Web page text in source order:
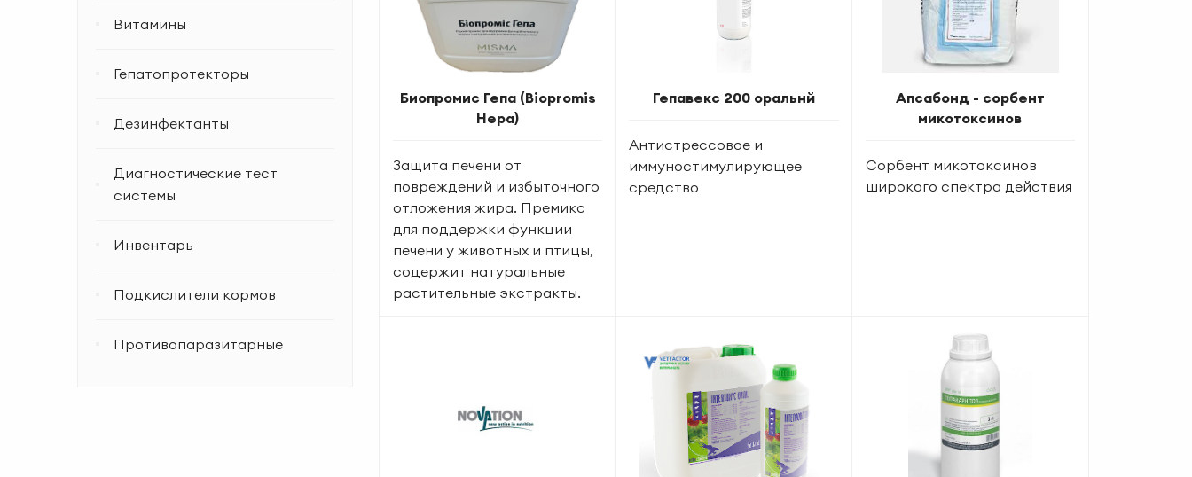
Витамины
Гепатопротекторы
Дезинфектанты
Диагностические тест
системы
Инвентарь
Подкислители кормов
Противопаразитарные
Биопромис Гепа (Biopromis
Hepa)
Защита печени от
повреждений и избыточного
отложения жира. Премикс
для поддержки функции
печени у животных и птицы,
содержит натуральные
растительные экстракты.
Гепавекс 200 оральнй
Антистрессовое и
иммуностимулирующее
средство
Апсабонд - сорбент
микотоксинов
Сорбент микотоксинов
широкого спектра действия